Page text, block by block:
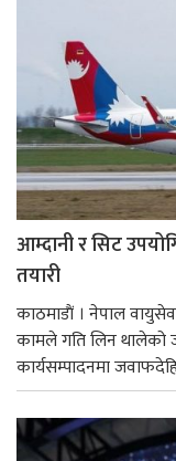
आम्दानी र सिट
तयारी
काठमाडाैं । नेपाल
कामले गति लिन थालेको
कार्यसम्पादनमा